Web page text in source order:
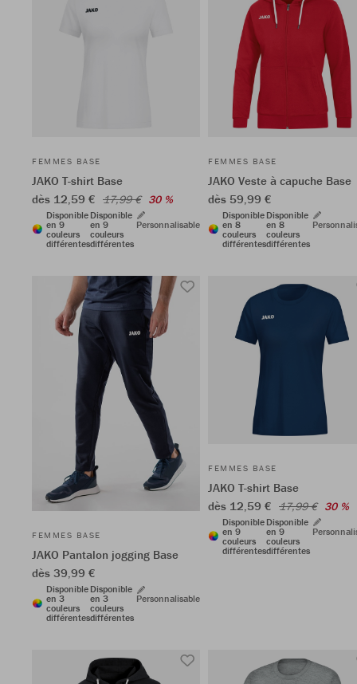
FEMMES BASE
JAKO T-shirt Base
dès 12,59 € 17,99 € 30 %
Disponible
en 9
couleurs
différentes
Disponible
en 9
couleurs
différentes
Personnalisable
FEMMES BASE
JAKO Veste à capuche Base
dès 59,99 €
Disponible
en 8
couleurs
différentes
Disponible
en 8
couleurs
différentes
FEMMES BASE
JAKO Pantalon jogging Base
dès 39,99 €
Disponible
en 3
couleurs
différentes
Disponible
en 3
couleurs
différentes
Personnalisable
FEMMES BASE
JAKO T-shirt Base
dès 12,59 € 17,99 € 30 %
Disponible
en 9
couleurs
différentes
Disponible
en 9
couleurs
différentes